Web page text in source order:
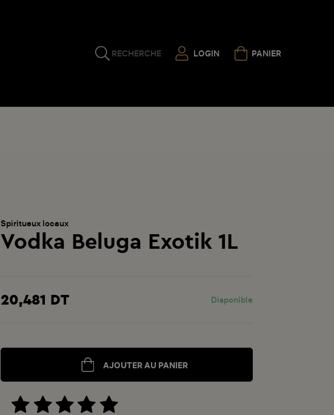
RECHERCHE LOGIN PANIER
Spiritueux locaux
Vodka Beluga Exotik 1L
20,481 DT Disponible
AJOUTER AU PANIER